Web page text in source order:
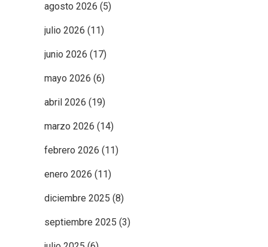
agosto 2026 (5)
julio 2026 (11)
junio 2026 (17)
mayo 2026 (6)
abril 2026 (19)
marzo 2026 (14)
febrero 2026 (11)
enero 2026 (11)
diciembre 2025 (8)
septiembre 2025 (3)